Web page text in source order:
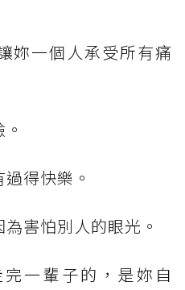
妳一個人承受所有痛
得快樂。
害怕別人的眼光。
一輩子的，是妳自